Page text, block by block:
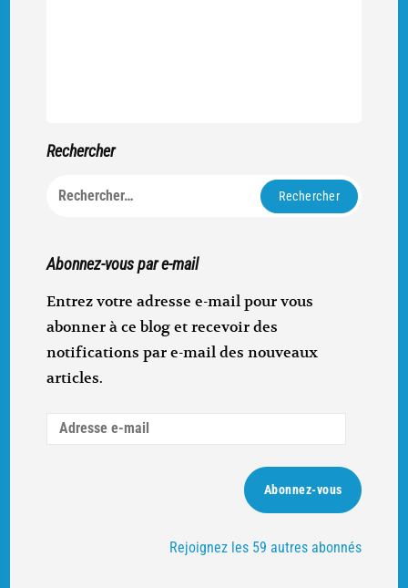
Rechercher
Rechercher :
Abonnez-vous par e-mail
Entrez votre adresse e-mail pour vous
abonner à ce blog et recevoir des
notifications par e-mail des nouveaux
articles.
Adresse
Abonnez-vous
Rejoignez les 59 autres abonnés